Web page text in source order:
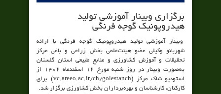
برگزاری وبینار آموزشی تولید
هیدروپونیک گوجه ­فرنگی
وبینار آموزشی تولید هیدروپونیک گوجه ­فرنگی با ارائه
شهربانو وکیلی عضو هیئت‌علمی بخش زراعی و باغی مرکز
تحقیقات و آموزش کشاورزی و منابع طبیعی استان گلستان
به‌صورت وبینار در روز شنبه مورخ ۱۲ اسفندماه ۱۴۰۲ از
استودیو شاک مرکز (vc.areeo.ac.ir/ch/golestanch) برای
کارکنان، کارشناسان و بهره‌برداران بخش کشاورزی برگزار شد.